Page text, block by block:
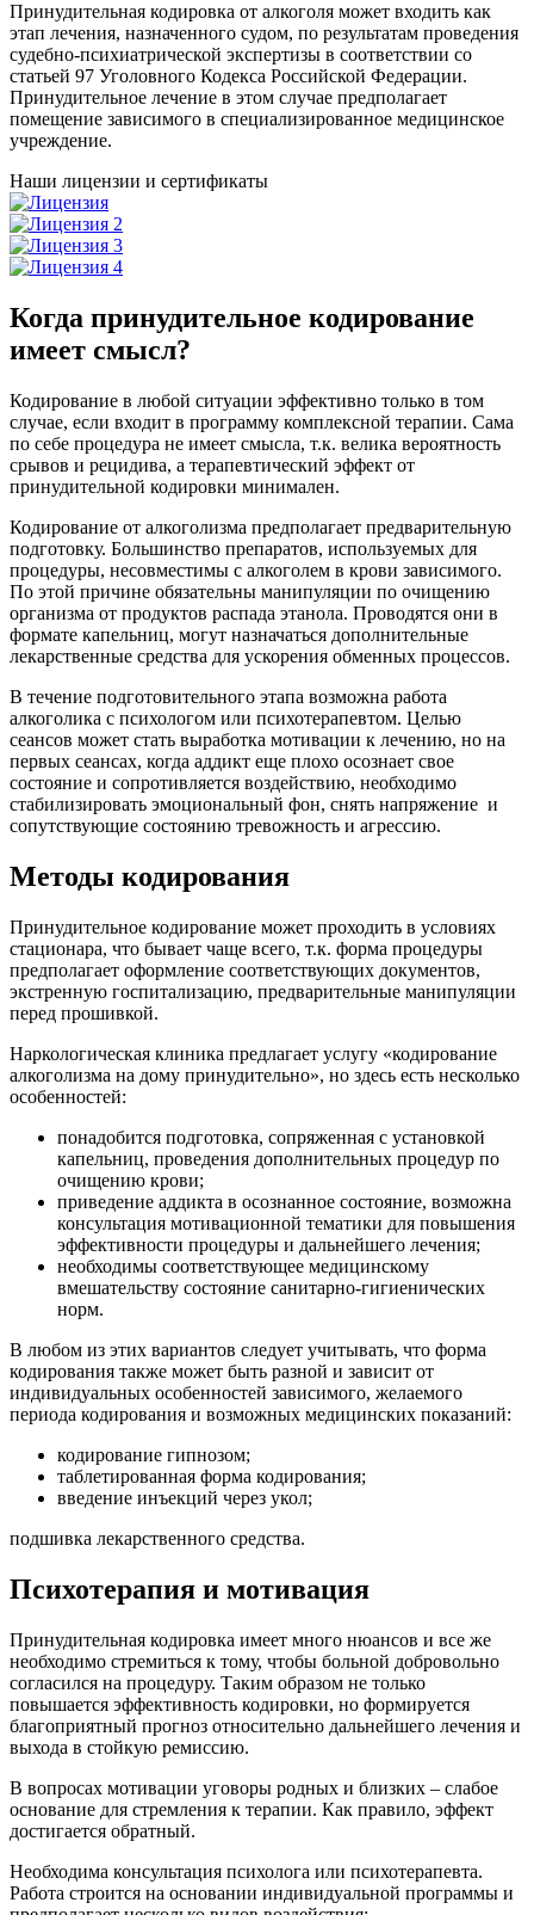
Принудительная кодировка от алкоголя может входить как
этап лечения, назначенного судом, по результатам проведения
судебно-психиатрической экспертизы в соответствии со
статьей 97 Уголовного Кодекса Российской Федерации.
Принудительное лечение в этом случае предполагает
помещение зависимого в специализированное медицинское
учреждение.
Наши лицензии и сертификаты
Когда принудительное кодирование
имеет смысл?
Кодирование в любой ситуации эффективно только в том
случае, если входит в программу комплексной терапии. Сама
по себе процедура не имеет смысла, т.к. велика вероятность
срывов и рецидива, а терапевтический эффект от
принудительной кодировки минимален.
Кодирование от алкоголизма предполагает предварительную
подготовку. Большинство препаратов, используемых для
процедуры, несовместимы с алкоголем в крови зависимого.
По этой причине обязательны манипуляции по очищению
организма от продуктов распада этанола. Проводятся они в
формате капельниц, могут назначаться дополнительные
лекарственные средства для ускорения обменных процессов.
В течение подготовительного этапа возможна работа
алкоголика с психологом или психотерапевтом. Целью
сеансов может стать выработка мотивации к лечению, но на
первых сеансах, когда аддикт еще плохо осознает свое
состояние и сопротивляется воздействию, необходимо
стабилизировать эмоциональный фон, снять напряжение и
сопутствующие состоянию тревожность и агрессию.
Методы кодирования
Принудительное кодирование может проходить в условиях
стационара, что бывает чаще всего, т.к. форма процедуры
предполагает оформление соответствующих документов,
экстренную госпитализацию, предварительные манипуляции
перед прошивкой.
Наркологическая клиника предлагает услугу «кодирование
алкоголизма на дому принудительно», но здесь есть несколько
особенностей:
понадобится подготовка, сопряженная с установкой
капельниц, проведения дополнительных процедур по
очищению крови;
приведение аддикта в осознанное состояние, возможна
консультация мотивационной тематики для повышения
эффективности процедуры и дальнейшего лечения;
необходимы соответствующее медицинскому
вмешательству состояние санитарно-гигиенических
норм.
В любом из этих вариантов следует учитывать, что форма
кодирования также может быть разной и зависит от
индивидуальных особенностей зависимого, желаемого
периода кодирования и возможных медицинских показаний:
кодирование гипнозом;
таблетированная форма кодирования;
введение инъекций через укол;
подшивка лекарственного средства.
Психотерапия и мотивация
Принудительная кодировка имеет много нюансов и все же
необходимо стремиться к тому, чтобы больной добровольно
согласился на процедуру. Таким образом не только
повышается эффективность кодировки, но формируется
благоприятный прогноз относительно дальнейшего лечения и
выхода в стойкую ремиссию.
В вопросах мотивации уговоры родных и близких – слабое
основание для стремления к терапии. Как правило, эффект
достигается обратный.
Необходима консультация психолога или психотерапевта.
Работа строится на основании индивидуальной программы и